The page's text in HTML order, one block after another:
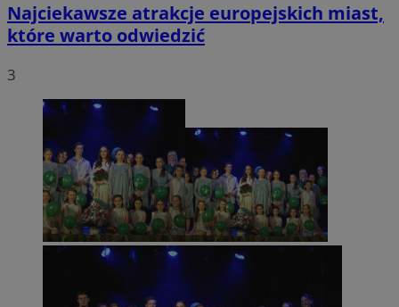
Najciekawsze atrakcje europejskich miast,
które warto odwiedzić
3